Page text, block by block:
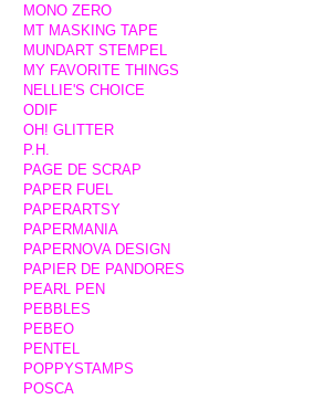
MONO ZERO
MT MASKING TAPE
MUNDART STEMPEL
MY FAVORITE THINGS
NELLIE'S CHOICE
ODIF
OH! GLITTER
P.H.
PAGE DE SCRAP
PAPER FUEL
PAPERARTSY
PAPERMANIA
PAPERNOVA DESIGN
PAPIER DE PANDORES
PEARL PEN
PEBBLES
PEBEO
PENTEL
POPPYSTAMPS
POSCA